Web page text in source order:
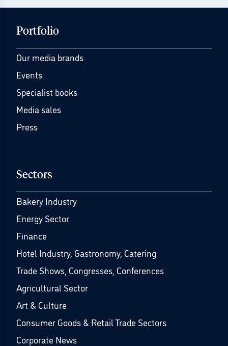
Portfolio
Our media brands
Events
Specialist books
Media sales
Press
Sectors
Bakery Industry
Energy Sector
Finance
Hotel Industry, Gastronomy, Catering
Trade Shows, Congresses, Conferences
Agricultural Sector
Art & Culture
Consumer Goods & Retail Trade Sectors
Corporate News